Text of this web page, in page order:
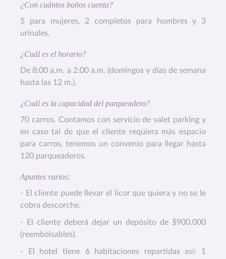
¿Con cuántos baños cuenta?
5 para mujeres, 2 completos para hombres y 3
urinales.
¿Cuál es el horario?
De 8:00 a.m. a 2:00 a.m. (domingos y días de semana
hasta las 12 m.).
¿Cuál es la capacidad del parqueadero?
70 carros. Contamos con servicio de valet parking y
en caso tal de que el cliente requiera más espacio
para carros, tenemos un convenio para llegar hasta
120 parqueaderos.
Apuntes varios:
- El cliente puede llevar el licor que quiera y no se le
cobra descorche.
- El cliente deberá dejar un depósito de $900.000
(reembolsables).
- El hotel tiene 6 habitaciones repartidas así: 1